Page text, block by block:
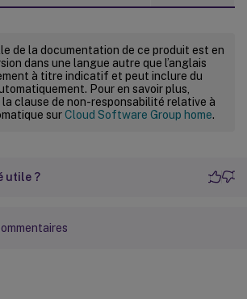
de la documentation de ce produit est en
dans une langue autre que l’anglais
à titre indicatif et peut inclure du
Pour en savoir plus,
clause de non-responsabilité relative à
surCloud Software Group home.
utile ?